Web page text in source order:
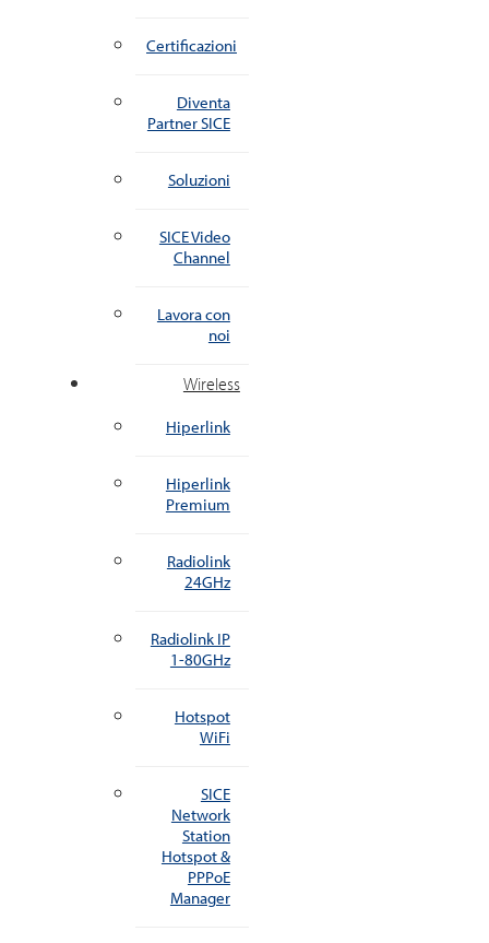
Certificazioni
Diventa
Partner SICE
Soluzioni
SICE Video
Channel
Lavora con
noi
Wireless
Hiperlink
Hiperlink
Premium
Radiolink
24GHz
Radiolink IP
1-80GHz
Hotspot
WiFi
SICE
Network
Station
Hotspot &
PPPoE
Manager